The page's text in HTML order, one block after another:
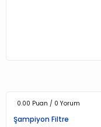
0.00 Puan / 0 Yorum
Şampiyon Filtre